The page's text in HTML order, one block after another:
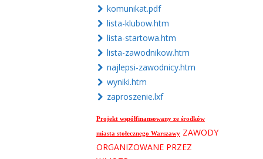
komunikat.pdf
lista-klubow.htm
lista-startowa.htm
lista-zawodnikow.htm
najlepsi-zawodnicy.htm
wyniki.htm
zaproszenie.lxf
Projekt współfinansowany ze środków
miasta stołecznego Warszawy ZAWODY
ORGANIZOWANE PRZEZ